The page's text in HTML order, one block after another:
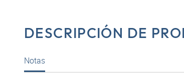
DESCRIPCIÓN DE
Notas